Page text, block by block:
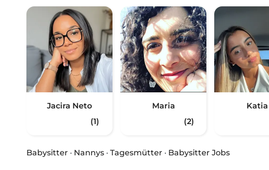
Jacira Neto
(1)
Maria
(2)
Katia
Babysitter · Nannys · Tagesmütter · Babysitter Jobs